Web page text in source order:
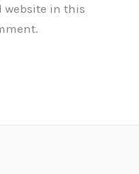
website in this